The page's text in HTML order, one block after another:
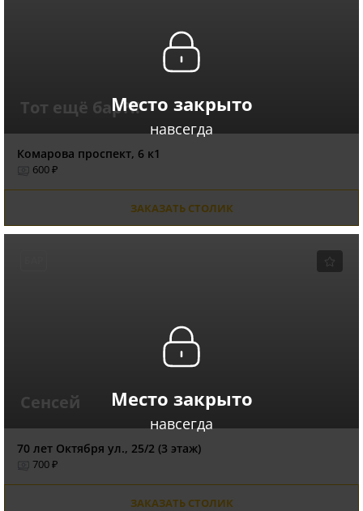
Место закрыто
навсегда
Тот ещё бар?!!
Комарова проспект, 6 к1
600 ₽
ЗАКАЗАТЬ СТОЛИК
Место закрыто
навсегда
Сенсей
70 лет Октября ул., 25/2 (3 этаж)
700 ₽
ЗАКАЗАТЬ СТОЛИК